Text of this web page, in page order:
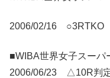
2006/02/16 ○3RTKO
■WIBA世界女子スーパ
2006/06/23 △10R判